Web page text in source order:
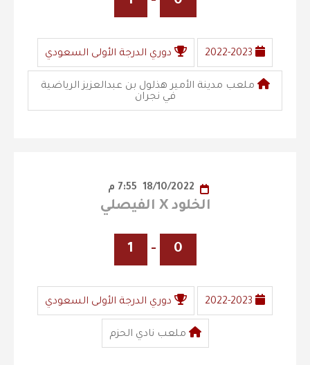
2022-2023 دوري الدرجة الأولى السعودي
ملعب مدينة الأمير هذلول بن عبدالعزيز الرياضية
في نجران
الخلود X الفيصلي
0
-
1
2022-2023 دوري الدرجة الأولى السعودي
ملعب نادي الحزم